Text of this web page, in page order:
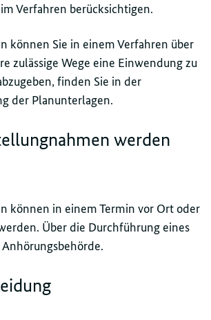
Verfahren berücksichtigen.
können Sie in einem Verfahren über
zulässige Wege eine Einwendung zu
finden Sie in der
der Planunterlagen.
werden
können in einem Termin vor Ort oder
Über die Durchführung eines